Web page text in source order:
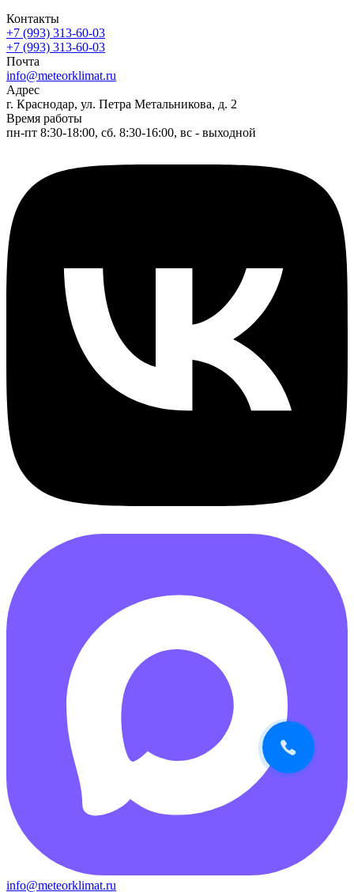
Контакты
+7 (993) 313-60-03
+7 (993) 313-60-03
Почта
info@meteorklimat.ru
Адрес
г. Краснодар, ул. Петра Метальникова, д. 2
Время работы
пн-пт 8:30-18:00, сб. 8:30-16:00, вс - выходной
info@meteorklimat.ru